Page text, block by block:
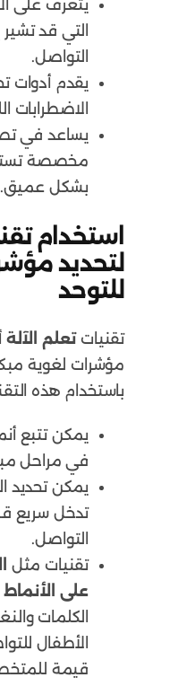
يتعرف على
التي قد
التواصل.
يقدم أدوات
الاضطرابات
يساعد في
مخصصة
بشكل عميق.
استخدام
لتحديد
للتوحد
تقنياتتعلم الآلة
مؤشرات لغوية
باستخدام هذه
يمكن تتبع
في مراحل
يمكن تحديد
تدخل سريع
التواصل.
تقنيات مثل
على الأنماط
الكلمات
الأطفال
قيمة